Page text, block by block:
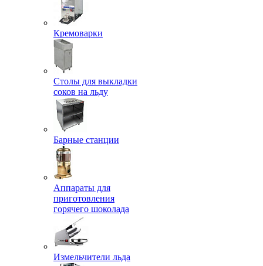
Кремоварки
Столы для выкладки
соков на льду
Барные станции
Аппараты для
приготовления
горячего шоколада
Измельчители льда